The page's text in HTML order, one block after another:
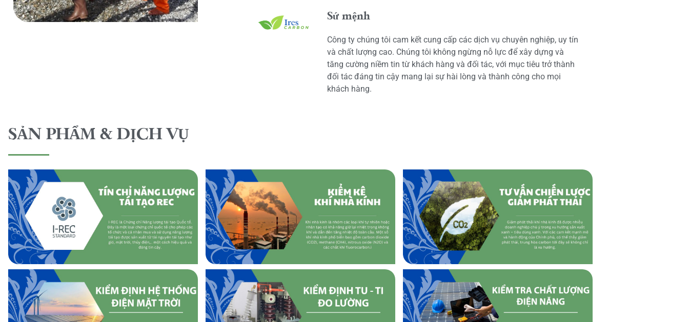
Sứ mệnh
Công ty chúng tôi cam kết cung cấp các dịch vụ chuyên nghiệp, uy tín
và chất lượng cao. Chúng tôi không ngừng nỗ lực để xây dựng và
tăng cường niềm tin từ khách hàng và đối tác, với mục tiêu trở thành
đối tác đáng tin cậy mang lại sự hài lòng và thành công cho mọi
khách hàng.
SẢN PHẨM & DỊCH VỤ